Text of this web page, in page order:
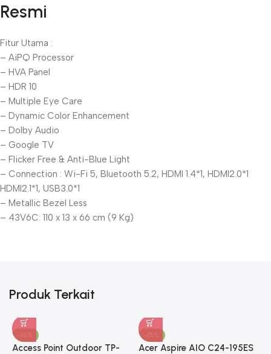
Resmi
Fitur Utama :
– AiPQ Processor
– HVA Panel
– HDR 10
– Multiple Eye Care
– Dynamic Color Enhancement
– Dolby Audio
– Google TV
– Flicker Free & Anti-Blue Light
– Connection : Wi-Fi 5, Bluetooth 5.2, HDMI 1.4*1, HDMI2.0*1
HDMI2.1*1, USB3.0*1
– Metallic Bezel Less
– 43V6C: 110 x 13 x 66 cm (9 Kg)
Produk Terkait
-10%
Access Point Outdoor TP-
-15%
Acer Aspire AIO C24-195ES